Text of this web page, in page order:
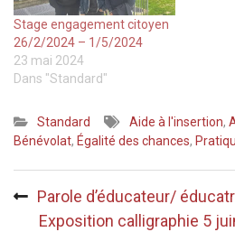
Stage engagement citoyen
26/2/2024 – 1/5/2024
23 mai 2024
Dans "Standard"
Standard Aide à l'insertion,
Bénévolat, Égalité des chances,
Parole d’éducateur/
Exposition calligraphie 5